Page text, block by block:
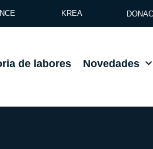
KREA
de labores Novedades